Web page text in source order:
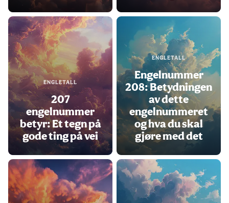
ENGLETALL
207
engelnummer
betyr: Et tegn på
gode ting på vei
ENGLETALL
Engelnummer
208: Betydningen
av dette
engelnummeret
og hva du skal
gjøre med det